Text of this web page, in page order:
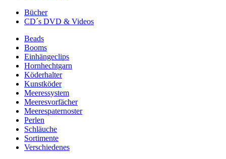
Bücher
CD´s DVD & Videos
Beads
Booms
Einhängeclips
Hornhechtgarn
Köderhalter
Kunstköder
Meeressystem
Meeresvorfächer
Meerespaternoster
Perlen
Schläuche
Sortimente
Verschiedenes